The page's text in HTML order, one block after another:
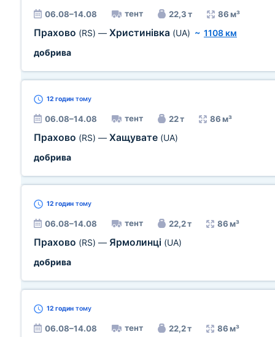
06.08–14.08 тент 22,3 т 86 м³
Прахово (RS) — Христинівка (UA) ~ 1108 км
добрива
12 годин тому
06.08–14.08 тент 22 т 86 м³
Прахово (RS) — Хащувате (UA)
добрива
12 годин тому
06.08–14.08 тент 22,2 т 86 м³
Прахово (RS) — Ярмолинці (UA)
добрива
12 годин тому
06.08–14.08 тент 22,2 т 86 м³